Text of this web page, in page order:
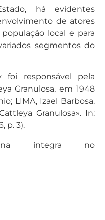
há evidentes
de atores
local e para
segmentos do
responsável pela
Granulosa, em 1948
LIMA, Izael Barbosa.
Granulosa». In:
p. 3).
íntegra no